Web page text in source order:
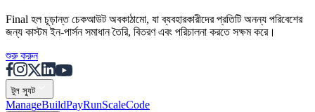
Final হল চূড়ান্ত চেকআউট অবকাঠামো, যা ব্যবহারকারীদের প্রতিটি অনন্য পরিবেশের
জন্য কাস্টম ইন-পার্সন সমাধান তৈরি, বিতরণ এবং পরিচালনা করতে সক্ষম করে।
শুরু করুন
টুল স্যুট
ManageBuildPayRunScaleCode